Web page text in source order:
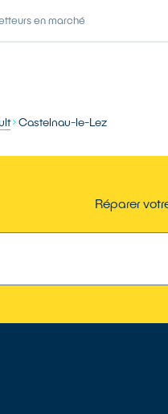
en marché
Castelnau-le-Lez
Réparer